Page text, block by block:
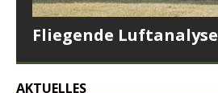
Fliegende Luftanalyse
AKTUELLES